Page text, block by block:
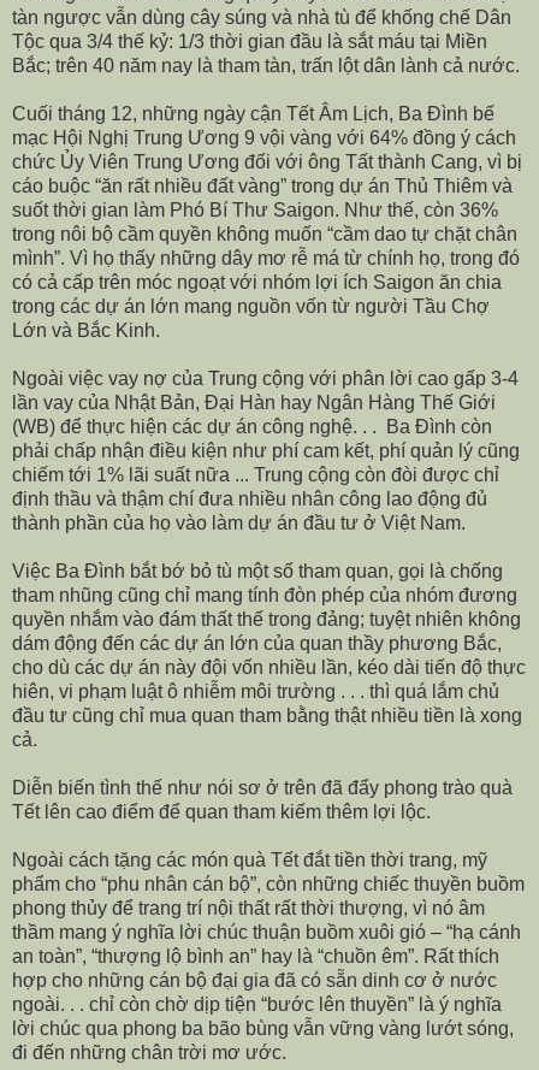
tàn ngược vẫn dùng cây súng và nhà tù để khống chế Dân
Tộc qua 3/4 thế kỷ: 1/3 thời gian đầu là sắt máu tại Miền
Bắc; trên 40 năm nay là tham tàn, trấn lột dân lành cả nước.
Cuối tháng 12, những ngày cận Tết Âm Lịch, Ba Đình bế
mạc Hội Nghị Trung Ương 9 vội vàng với 64% đồng ý cách
chức Ủy Viên Trung Ương đối với ông Tất thành Cang, vì bị
cáo buộc “ăn rất nhiều đất vàng” trong dự án Thủ Thiêm và
suốt thời gian làm Phó Bí Thư Saigon. Như thế, còn 36%
trong nôi bộ cầm quyền không muốn “cầm dao tự chặt chân
mình”. Vì họ thấy những dây mơ rễ má từ chính họ, trong đó
có cả cấp trên móc ngoạt với nhóm lợi ích Saigon ăn chia
trong các dự án lớn mang nguồn vốn từ người Tầu Chợ
Lớn và Bắc Kinh.
Ngoài việc vay nợ của Trung cộng với phân lời cao gấp 3-4
lần vay của Nhật Bản, Đại Hàn hay Ngân Hàng Thế Giới
(WB) để thực hiện các dự án công nghệ. . . Ba Đình còn
phải chấp nhận điều kiện như phí cam kết, phí quản lý cũng
chiếm tới 1% lãi suất nữa ... Trung cộng còn đòi được chỉ
định thầu và thậm chí đưa nhiều nhân công lao động đủ
thành phần của họ vào làm dự án đầu tư ở Việt Nam.
Việc Ba Đình bắt bớ bỏ tù một số tham quan, gọi là chống
tham nhũng cũng chỉ mang tính đòn phép của nhóm đương
quyền nhắm vào đám thất thế trong đảng; tuyệt nhiên không
dám động đến các dự án lớn của quan thầy phương Bắc,
cho dù các dự án này đội vốn nhiều lần, kéo dài tiến độ thực
hiên, vi phạm luật ô nhiễm môi trường . . . thì quá lắm chủ
đầu tư cũng chỉ mua quan tham bằng thật nhiều tiền là xong
cả.
Diễn biến tình thế như nói sơ ở trên đã đẩy phong trào quà
Tết lên cao điểm để quan tham kiếm thêm lợi lộc.
Ngoài cách tặng các món quà Tết đắt tiền thời trang, mỹ
phẩm cho “phu nhân cán bộ”, còn những chiếc thuyền buồm
phong thủy để trang trí nội thất rất thời thượng, vì nó âm
thầm mang ý nghĩa lời chúc thuận buồm xuôi gió – “hạ cánh
an toàn”, “thượng lộ bình an” hay là “chuồn êm”. Rất thích
hợp cho những cán bộ đại gia đã có sẵn dinh cơ ở nước
ngoài. . . chỉ còn chờ dịp tiện “bước lên thuyền” là ý nghĩa
lời chúc qua phong ba bão bùng vẫn vững vàng lướt sóng,
đi đến những chân trời mơ ước.